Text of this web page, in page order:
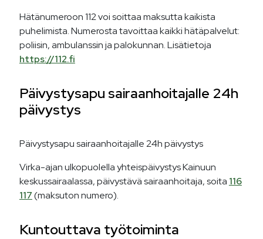
Hätänumeroon 112 voi soittaa maksutta kaikista
puhelimista. Numerosta tavoittaa kaikki hätäpalvelut:
poliisin, ambulanssin ja palokunnan. Lisätietoja
https://112.fi
Päivystysapu sairaanhoitajalle 24h
päivystys
Päivystysapu sairaanhoitajalle 24h päivystys
Virka-ajan ulkopuolella yhteispäivystys Kainuun
keskussairaalassa, päivystävä sairaanhoitaja, soita 116
117(maksuton numero).
Kuntouttava työtoiminta